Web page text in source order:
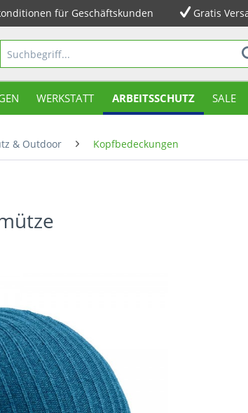
für Geschäftskunden
Gratis
WERKSTATT ARBEITSSCHUTZ SALE
& Outdoor Kopfbedeckungen